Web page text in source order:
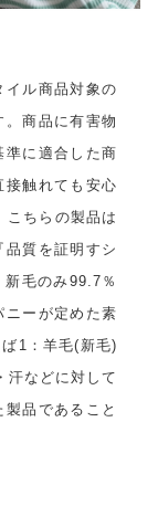
ル商品対象の
商品に有害物
準に適合した商
接触れても安心
こちらの製品は
質を証明すシ
毛のみ99.7％
ニーが定めた素
1：羊毛(新毛)
汗などに対して
品であること